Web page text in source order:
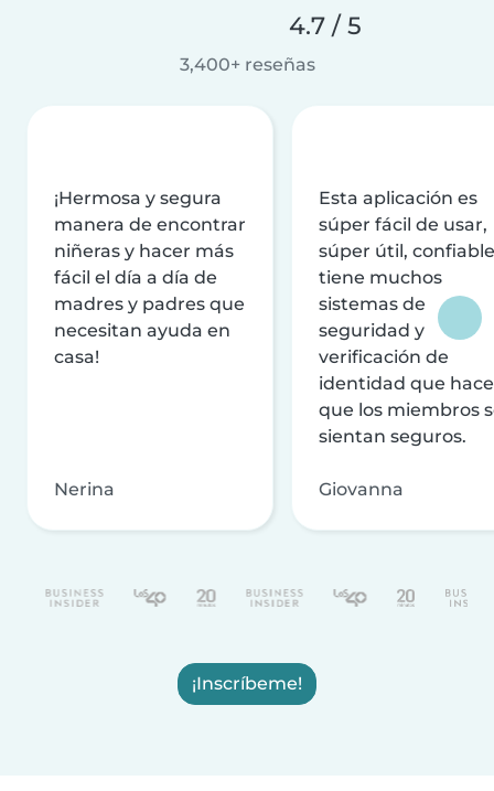
4.7 / 5
3,400+ reseñas
¡Hermosa y segura
manera de encontrar
niñeras y hacer más
fácil el día a día de
madres y padres que
necesitan ayuda en
casa!
Nerina
Esta aplicación es
súper fácil de usar,
súper útil,
tiene muchos
sistemas de
seguridad y
verificación de
identidad que
que los miembros
sientan seguros.
Giovanna
¡Inscríbeme!